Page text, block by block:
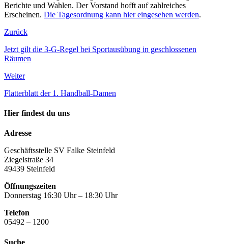
Berichte und Wahlen. Der Vorstand hofft auf zahlreiches
Erscheinen. Die Tagesordnung kann hier eingesehen werden.
Zurück
Jetzt gilt die 3-G-Regel bei Sportausübung in geschlossenen
Räumen
Weiter
Flatterblatt der 1. Handball-Damen
Hier findest du uns
Adresse
Geschäftsstelle SV Falke Steinfeld
Ziegelstraße 34
49439 Steinfeld
Öffnungszeiten
Donnerstag 16:30 Uhr – 18:30 Uhr
Telefon
05492 – 1200
Suche